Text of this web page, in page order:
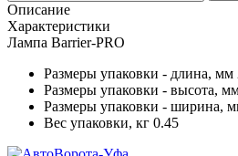
Описание
Характеристики
Лампа Barrier-PRO
Размеры упаковки - длина, мм
Размеры упаковки - высота,
Размеры упаковки - ширина,
Вес упаковки, кг 0.45